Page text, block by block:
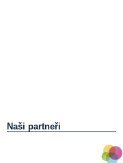
Naši partneři